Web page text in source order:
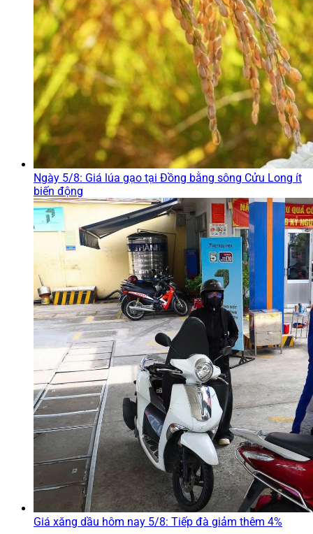
Ngày 5/8: Giá lúa gạo tại Đồng bằng sông Cửu Long ít
biến động
Giá xăng dầu hôm nay 5/8: Tiếp đà giảm thêm 4%